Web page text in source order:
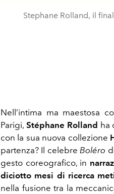
Stephane Rolland, il
Nell’intima ma maestosa
Parigi, Stéphane Rolland ha
con la sua nuova collezione
partenza? Il celebreBoléro
gesto coreografico, in
diciotto mesi di ricerca
nella fusione tra la